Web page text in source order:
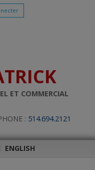
ET COMMERCIAL
: 514.694.2121
ENGLISH